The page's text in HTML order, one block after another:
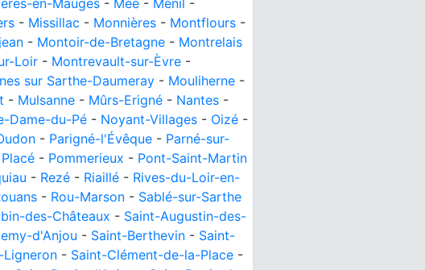
en-Mauges - Mée - Ménil -
- Missillac - Monnières - Montflours -
- Montoir-de-Bretagne - Montrelais
Loir - Montrevault-sur-Èvre -
sur Sarthe-Daumeray - Mouliherne -
- Mulsanne - Mûrs-Erigné - Nantes -
Dame-du-Pé - Noyant-Villages - Oizé -
- Parigné-l'Évêque - Parné-sur-
Placé - Pommerieux - Pont-Saint-Martin
- Rezé - Riaillé - Rives-du-Loir-en-
- Rou-Marson - Sablé-sur-Sarthe
des-Châteaux - Saint-Augustin-des-
d'Anjou - Saint-Berthevin - Saint-
- Saint-Clément-de-la-Place -